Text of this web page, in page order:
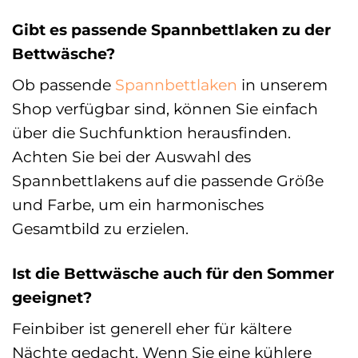
Gibt es passende Spannbettlaken zu der
Bettwäsche?
Ob passende Spannbettlaken in unserem
Shop verfügbar sind, können Sie einfach
über die Suchfunktion herausfinden.
Achten Sie bei der Auswahl des
Spannbettlakens auf die passende Größe
und Farbe, um ein harmonisches
Gesamtbild zu erzielen.
Ist die Bettwäsche auch für den Sommer
geeignet?
Feinbiber ist generell eher für kältere
Nächte gedacht. Wenn Sie eine kühlere